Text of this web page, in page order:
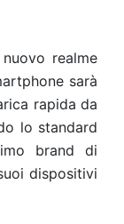
realme
sarà
rapida da
lo standard
brand di
dispositivi